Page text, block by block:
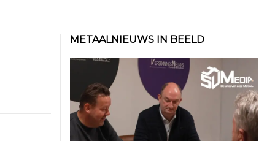
METAALNIEUWS IN BEELD